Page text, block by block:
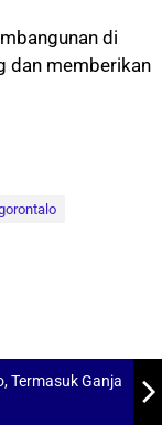
di
dan memberikan
Termasuk Ganja